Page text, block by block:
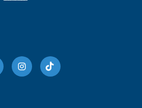
YoutubeInstagram